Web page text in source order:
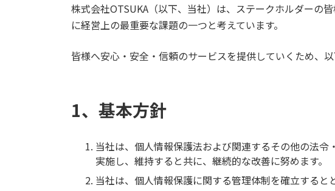
株式会社OTSUKA（以下、当社）は、ステークホルダーの
に経営上の最重要な課題の一つと考えています。
皆様へ安心・安全・信頼のサービスを提供していくため、
1、基本方針
当社は、個人情報保護法および関連するその他の法
実施し、維持すると共に、継続的な改善に努めます。
当社は、個人情報保護に関する管理体制を確立すると